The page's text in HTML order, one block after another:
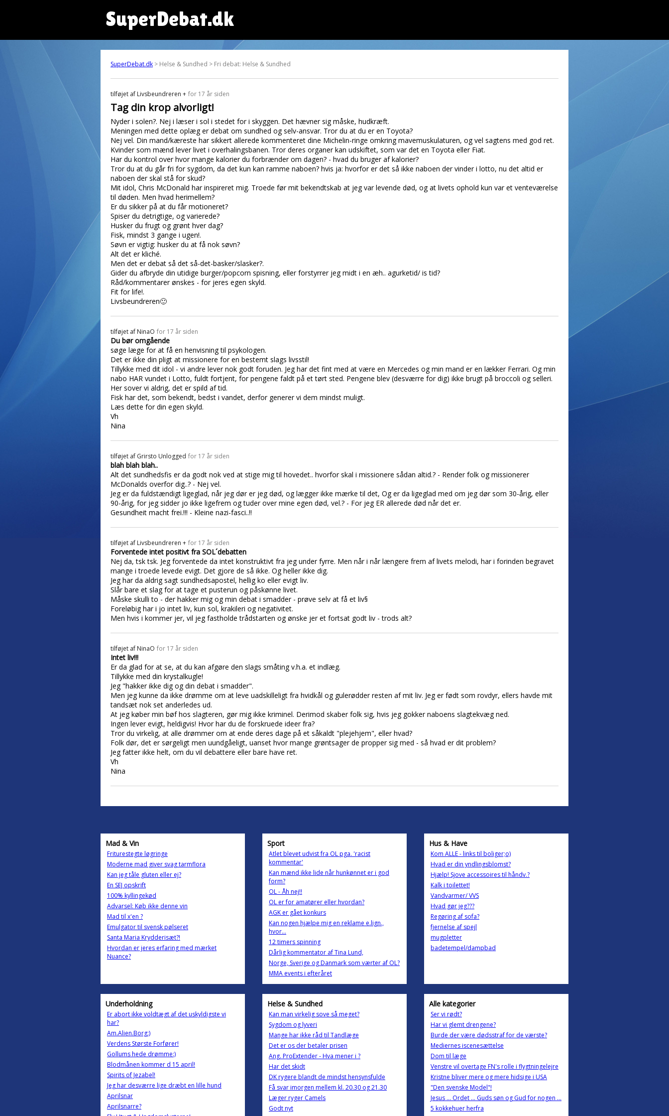
SuperDebat.dk
SuperDebat.dk > Helse & Sundhed > Fri debat: Helse & Sundhed
tilføjet af Livsbeundreren + for 17 år siden
Tag din krop alvorligt!
Nyder i solen?. Nej i læser i sol i stedet for i skyggen. Det hævner sig måske, hudkræft.
Meningen med dette oplæg er debat om sundhed og selv-ansvar. Tror du at du er en Toyota?
Nej vel. Din mand/kæreste har sikkert allerede kommenteret dine Michelin-ringe omkring mavemuskulaturen, og vel sagtens med god ret.
Kvinder som mænd lever livet i overhalingsbanen. Tror deres organer kan udskiftet, som var det en Toyota eller Fiat.
Har du kontrol over hvor mange kalorier du forbrænder om dagen? - hvad du bruger af kalorier?
Tror du at du går fri for sygdom, da det kun kan ramme naboen? hvis ja: hvorfor er det så ikke naboen der vinder i lotto, nu det altid er
naboen der skal stå for skud?
Mit idol, Chris McDonald har inspireret mig. Troede før mit bekendtskab at jeg var levende død, og at livets ophold kun var et venteværelse
til døden. Men hvad herimellem?
Er du sikker på at du får motioneret?
Spiser du detrigtige, og varierede?
Husker du frugt og grønt hver dag?
Fisk, mindst 3 gange i ugen!.
Søvn er vigtig: husker du at få nok søvn?
Alt det er kliché.
Men det er debat så det så-det-basker/slasker?.
Gider du afbryde din utidige burger/popcorn spisning, eller forstyrrer jeg midt i en æh.. agurketid/ is tid?
Råd/kommentarer ønskes - for jeres egen skyld.
Fit for life!.
Livsbeundreren🙂
tilføjet af NinaO for 17 år siden
Du bør omgående
søge læge for at få en henvisning til psykologen.
Det er ikke din pligt at missionere for en bestemt slags livsstil!
Tillykke med dit idol - vi andre lever nok godt foruden. Jeg har det fint med at være en Mercedes og min mand er en lækker Ferrari. Og min
nabo HAR vundet i Lotto, fuldt fortjent, for pengene faldt på et tørt sted. Pengene blev (desværre for dig) ikke brugt på broccoli og selleri.
Her sover vi aldrig, det er spild af tid.
Fisk har det, som bekendt, bedst i vandet, derfor generer vi dem mindst muligt.
Læs dette for din egen skyld.
Vh
Nina
tilføjet af Grirsto Unlogged for 17 år siden
blah blah blah..
Alt det sundhedsfis er da godt nok ved at stige mig til hovedet.. hvorfor skal i missionere sådan altid.? - Render folk og missionerer
McDonalds overfor dig..? - Nej vel.
Jeg er da fuldstændigt ligeglad, når jeg dør er jeg død, og lægger ikke mærke til det, Og er da ligeglad med om jeg dør som 30-årig, eller
90-årig, for jeg sidder jo ikke ligefrem og tuder over mine egen død, vel.? - For jeg ER allerede død når det er.
Gesundheit macht frei.!!! - Kleine nazi-fasci..!!
tilføjet af Livsbeundreren + for 17 år siden
Forventede intet positivt fra SOL´debatten
Nej da, tsk tsk. Jeg forventede da intet konstruktivt fra jeg under fyrre. Men når i når længere frem af livets melodi, har i forinden begravet
mange i troede levede evigt. Det gjore de så ikke. Og heller ikke dig.
Jeg har da aldrig sagt sundhedsapostel, hellig ko eller evigt liv.
Slår bare et slag for at tage et pusterun og påskønne livet.
Måske skulli to - der hakker mig og min debat i smadder - prøve selv at få et liv§
Foreløbig har i jo intet liv, kun sol, krakileri og negativitet.
Men hvis i kommer jer, vil jeg fastholde trådstarten og ønske jer et fortsat godt liv - trods alt?
tilføjet af NinaO for 17 år siden
Intet liv!!!
Er da glad for at se, at du kan afgøre den slags småting v.h.a. et indlæg.
Tillykke med din krystalkugle!
Jeg "hakker ikke dig og din debat i smadder".
Men jeg kunne da ikke drømme om at leve uadskilleligt fra hvidkål og gulerødder resten af mit liv. Jeg er født som rovdyr, ellers havde mit
tandsæt nok set anderledes ud.
At jeg køber min bøf hos slagteren, gør mig ikke kriminel. Derimod skaber folk sig, hvis jeg gokker naboens slagtekvæg ned.
Ingen lever evigt, heldigvis! Hvor har du de forskruede ideer fra?
Tror du virkelig, at alle drømmer om at ende deres dage på et såkaldt "plejehjem", eller hvad?
Folk dør, det er sørgeligt men uundgåeligt, uanset hvor mange grøntsager de propper sig med - så hvad er dit problem?
Jeg fatter ikke helt, om du vil debattere eller bare have ret.
Vh
Nina
Mad & Vin
Friturestegte løgringe
Moderne mad giver svag tarmflora
Kan jeg tåle gluten eller ej?
En SEJ opskrift
100% kyllingekød
Advarsel: Køb ikke denne vin
Mad til x'en ?
Emulgator til svensk pølseret
Santa Maria Krydderisæt?!
Hvordan er jeres erfaring med mærket
Nuance?
Sport
Atlet blevet udvist fra OL pga. 'racist
kommentar'
Kan mænd ikke lide når hunkønnet er i god
form?
OL - Åh nej!!
OL er for amatører eller hvordan?
AGK er gået konkurs
Kan nogen hjælpe mig en reklame e.lign.,
hvor...
12 timers spinning
Dårlig kommentator af Tina Lund,
Norge, Sverige og Danmark som værter af OL?
MMA events i efteråret
Hus & Have
Kom ALLE - links til boliger;o)
Hvad er din yndlingsblomst?
Hjælp! Sjove accessoires til håndv.?
Kalk i toilettet!
Vandvarmer/ VVS
Hvad gør jeg???
Regøring af sofa?
fjernelse af spejl
mugpletter
badetempel/dampbad
Underholdning
Er abort ikke voldtægt af det uskyldigste vi
har?
Am.Alien.Borg:)
Verdens Største Forfører!
Gollums hede drømme:)
Blodmånen kommer d 15 april!
Spirits of Jezabel!
Jeg har desværre lige dræbt en lille hund
Aprilsnar
Aprilsnarre?
Helse & Sundhed
Kan man virkelig sove så meget?
Sygdom og lyveri
Mange har ikke råd til Tandlæge
Det er os der betaler prisen
Ang. ProExtender - Hva mener i ?
Har det skidt
DK rygere blandt de mindst hensynsfulde
Få svar imorgen mellem kl. 20.30 og 21.30
Læger ryger Camels
Godt nyt
Alle kategorier
Ser vi rødt?
Har vi glemt drengene?
Burde der være dødsstraf for de værste?
Mediernes iscenesættelse
Dom til læge
Venstre vil overtage FN's rolle i flygtningelejre
Kristne bliver mere og mere hidsige i USA
"Den svenske Model"!
Jesus ... Ordet ... Guds søn og Gud for nogen ...
5 kokkehuer herfra